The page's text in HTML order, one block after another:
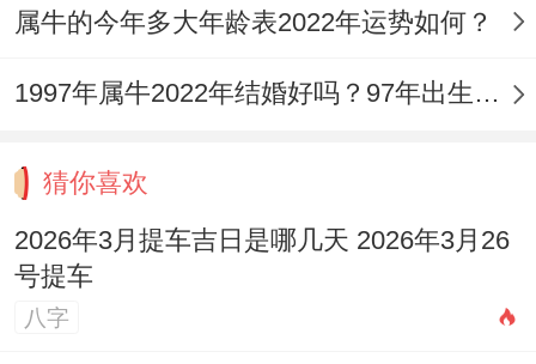
属牛的今年多大年龄表2022年运势如何？
1997年属牛2022年结婚好吗？97年出生的25岁属牛的人可以结婚吗？
猜你喜欢
2026年3月提车吉日是哪几天 2026年3月26
号提车
八字